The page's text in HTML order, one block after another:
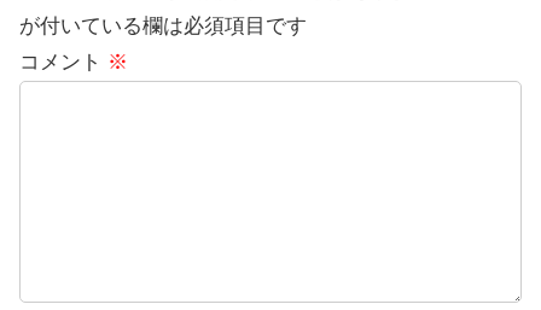
が付いている欄は必須項目です
コメント ※